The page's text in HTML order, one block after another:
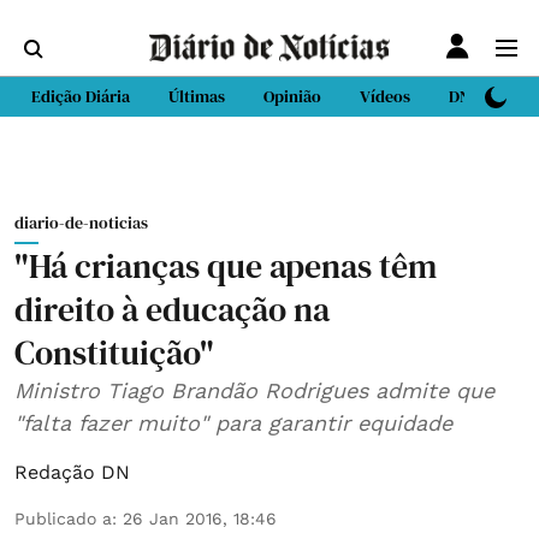
Edição Diária Últimas Opinião Vídeos DN Sport
diario-de-noticias
"Há crianças que apenas têm
direito à educação na
Constituição"
Ministro Tiago Brandão Rodrigues admite que
"falta fazer muito" para garantir equidade
Redação DN
Publicado a: 26 Jan 2016, 18:46